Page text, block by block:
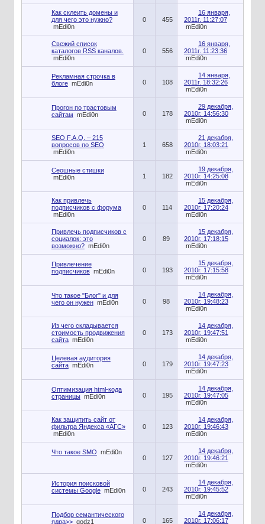
Как склеить домены и
для чего это нужно?
mEdi0n
0 455
16 января,
2011г. 11:27:07
mEdi0n
Свежий список
каталогов RSS каналов.
mEdi0n
0 556
16 января,
2011г. 11:23:36
mEdi0n
Рекламная строчка в
блоге mEdi0n 0 108
14 января,
2011г. 18:32:26
mEdi0n
Прогон по трастовым
сайтам mEdi0n 0 178
29 декабря,
2010г. 14:56:30
mEdi0n
SEO F.A.Q. – 215
вопросов по SEO
mEdi0n
1 658
21 декабря,
2010г. 18:03:21
mEdi0n
Сеошные стишки
mEdi0n
1 182
19 декабря,
2010г. 14:25:08
mEdi0n
Как привлечь
подписчиков с форума
mEdi0n
0 114
15 декабря,
2010г. 17:20:24
mEdi0n
Привлечь подписчиков с
социалок: это
возможно? mEdi0n
0 89
15 декабря,
2010г. 17:18:15
mEdi0n
Привлечение
подписчиков mEdi0n 0 193
15 декабря,
2010г. 17:15:58
mEdi0n
Что такое "Блог" и для
чего он нужен mEdi0n 0 98
14 декабря,
2010г. 19:48:23
mEdi0n
Из чего складывается
стоимость продвижения
сайта mEdi0n
0 173
14 декабря,
2010г. 19:47:51
mEdi0n
Целевая аудитория
сайта mEdi0n 0 179
14 декабря,
2010г. 19:47:23
mEdi0n
Оптимизация html-кода
страницы mEdi0n 0 195
14 декабря,
2010г. 19:47:05
mEdi0n
Как защитить сайт от
фильтра Яндекса «АГС»
mEdi0n
0 123
14 декабря,
2010г. 19:46:43
mEdi0n
Что такое SMO mEdi0n
0
127
14 декабря,
2010г. 19:46:21
mEdi0n
История поисковой
системы Google mEdi0n 0 243
14 декабря,
2010г. 19:45:52
mEdi0n
Подбор семантического
ядра>> godz1 0 165
14 декабря,
2010г. 17:06:17